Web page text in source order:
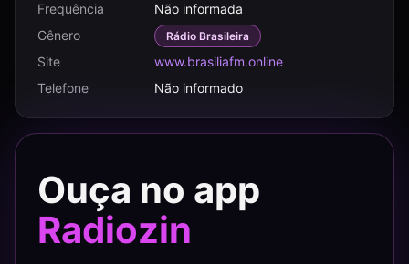
Frequência
Não informada
Gênero
Rádio Brasileira
Site
www.brasiliafm.online
Telefone
Não informado
Ouça no app
Radiozin